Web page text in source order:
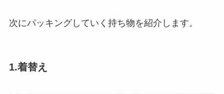
次にパッキングしていく持ち物を紹介します。
1.着替え